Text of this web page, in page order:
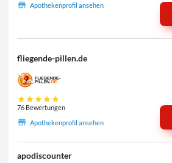
Apothekenprofil ansehen
fliegende-pillen.de
76 Bewertungen
Apothekenprofil ansehen
apodiscounter